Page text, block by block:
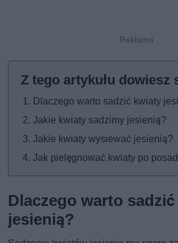
Dlaczego warto sadzić kwiaty
Jakie kwiaty sadzimy jesienią?
Jakie kwiaty wysiewać jesienią?
Jak pielęgnować kwiaty po
Dlaczego warto
jesienią?